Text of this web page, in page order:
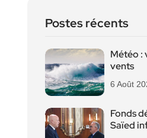
Postes récents
Météo :
vents
6 Août
Fonds
Saïed